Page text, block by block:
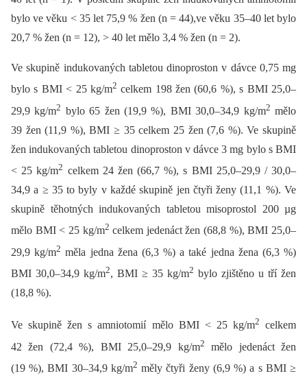
bylo ve věku < 35 let 75,9 % žen (n = 44),ve věku 35–40 let bylo
20,7 % žen (n = 12), > 40 let mělo 3,4 % žen (n = 2).
Ve skupině indukovaných tabletou dinoproston v dávce 0,75 mg
bylo s BMI < 25 kg/m2 celkem 198 žen (60,6 %), s BMI 25,0–
29,9 kg/m2 bylo 65 žen (19,9 %), BMI 30,0–34,9 kg/m2 mělo
39 žen (11,9 %), BMI ≥ 35 celkem 25 žen (7,6 %). Ve skupině
žen indukovaných tabletou dinoproston v dávce 3 mg bylo s BMI
< 25 kg/m2 celkem 24 žen (66,7 %), s BMI 25,0–29,9 / 30,0–
34,9 a ≥ 35 to byly v každé skupině jen čtyři ženy (11,1 %). Ve
skupině těhotných indukovaných tabletou misoprostol 200 µg
mělo BMI < 25 kg/m2 celkem jedenáct žen (68,8 %), BMI 25,0–
29,9 kg/m2 měla jedna žena (6,3 %) a také jedna žena (6,3 %)
BMI 30,0–34,9 kg/m2, BMI ≥ 35 kg/m2 bylo zjištěno u tří žen
(18,8 %).
Ve skupině žen s amniotomií mělo BMI < 25 kg/m2 celkem
42 žen (72,4 %), BMI 25,0–29,9 kg/m2
mělo jedenáct žen
(19 %), BMI 30–34,9 kg/m2 měly čtyři ženy (6,9 %) a s BMI ≥